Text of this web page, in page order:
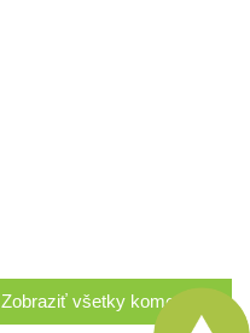
Zobraziť všetky komentáre